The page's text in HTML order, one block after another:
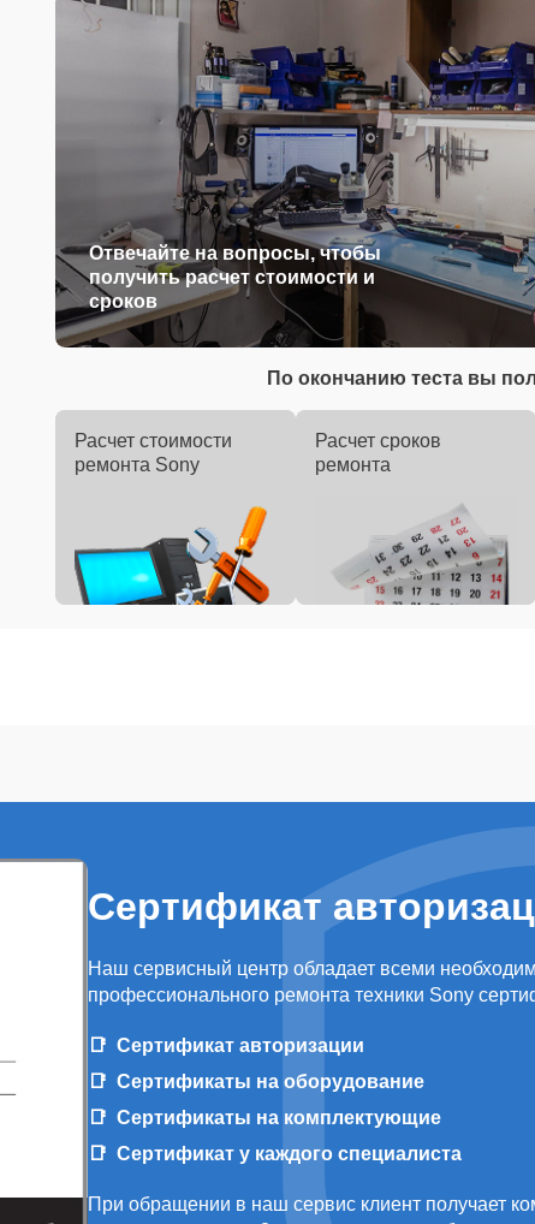
Отвечайте на вопросы, чтобы
получить расчет стоимости и
сроков
По окончанию теста вы
Расчет стоимости
ремонта Sony
Расчет сроков
ремонта
Сертификат
Наш сервисный центр обладает всеми
профессионального ремонта техники Sony
Сертификат авторизации
Сертификаты на оборудование
Сертификаты на комплектующие
Сертификат у каждого специалиста
При обращении в наш сервис клиент получает